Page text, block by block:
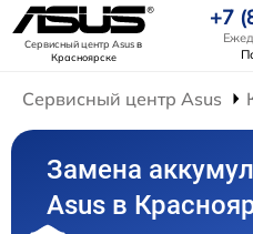
Сервисный центр Asusв
Красноярске
+7
Сервисный центр Asus
Замена
Asus в